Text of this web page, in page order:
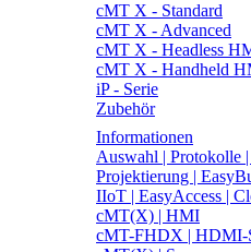
cMT X - Standard
cMT X - Advanced
cMT X - Headless
cMT X - Handheld
iP - Serie
Zubehör
Informationen
Auswahl | Protokolle
Projektierung |
IIoT | EasyAccess |
cMT(X) | HMI
cMT-FHDX | HDMI-